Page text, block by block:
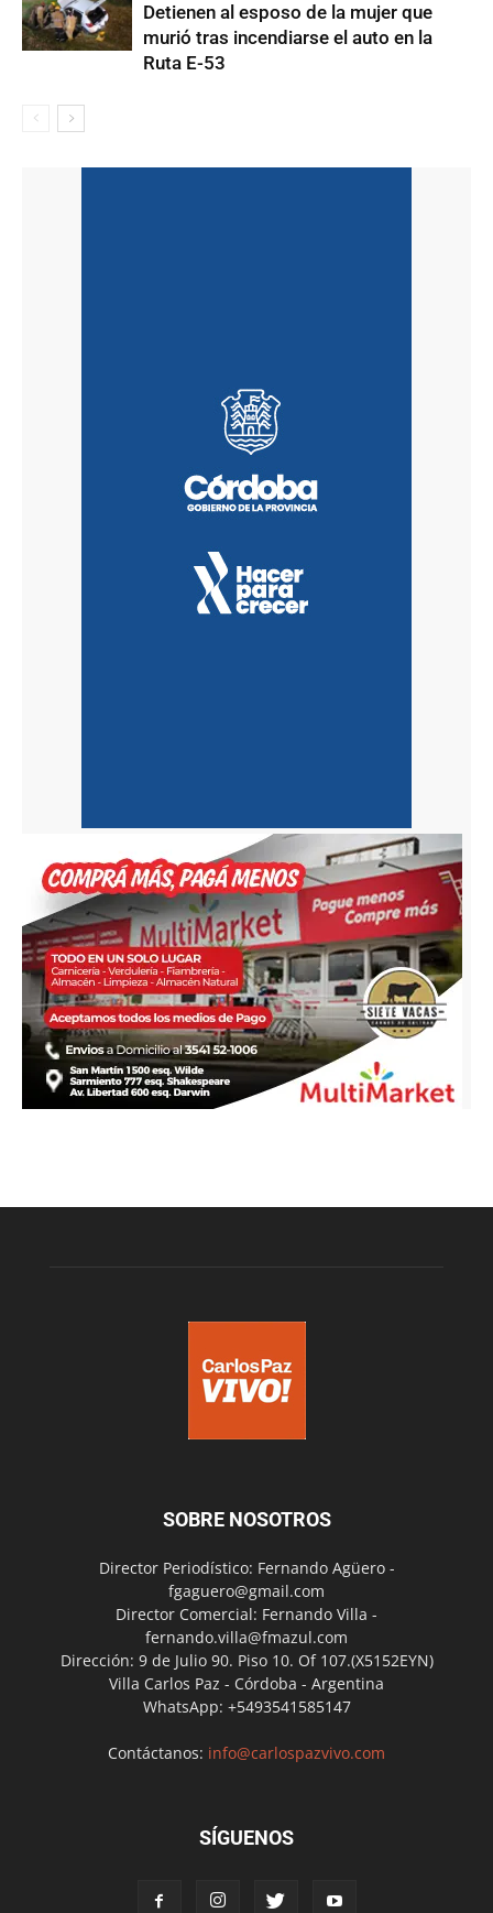
Detienen al esposo de la mujer que
murió tras incendiarse el auto en la
Ruta E-53
SOBRE NOSOTROS
Director Periodístico: Fernando Agüero -
fgaguero@gmail.com
Director Comercial: Fernando Villa -
fernando.villa@fmazul.com
Dirección: 9 de Julio 90. Piso 10. Of 107.(X5152EYN)
Villa Carlos Paz - Córdoba - Argentina
WhatsApp: +5493541585147
Contáctanos: info@carlospazvivo.com
SÍGUENOS